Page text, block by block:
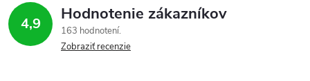
4,9 Hodnotenie zákazníkov
163 hodnotení
Zobraziť recenzie